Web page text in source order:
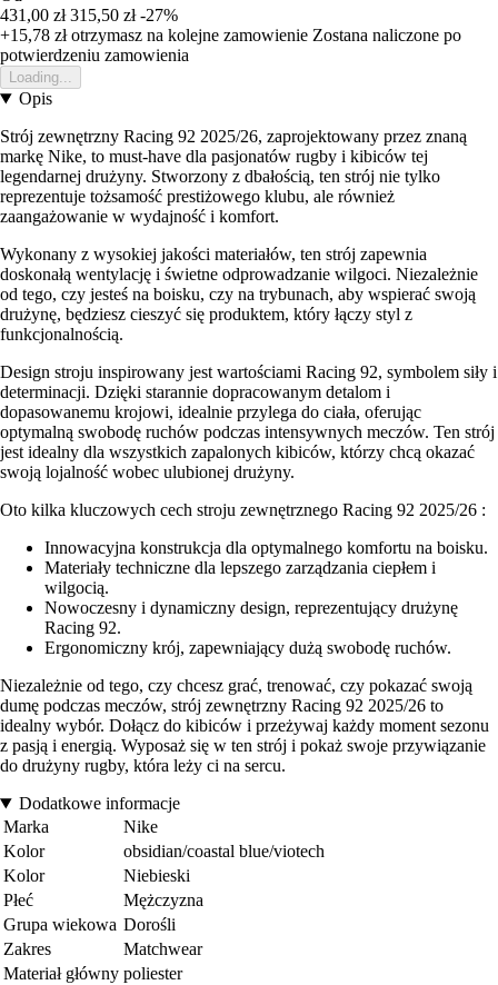
431,00 zł 315,50 zł -27%
+15,78 złotrzymasz na kolejne zamowienie Zostana naliczone po
potwierdzeniu zamowienia
Loading...
Opis
Strój zewnętrzny Racing 92 2025/26, zaprojektowany przez znaną
markę Nike, to must-have dla pasjonatów rugby i kibiców tej
legendarnej drużyny. Stworzony z dbałością, ten strój nie tylko
reprezentuje tożsamość prestiżowego klubu, ale również
zaangażowanie w wydajność i komfort.
Wykonany z wysokiej jakości materiałów, ten strój zapewnia
doskonałą wentylację i świetne odprowadzanie wilgoci. Niezależnie
od tego, czy jesteś na boisku, czy na trybunach, aby wspierać swoją
drużynę, będziesz cieszyć się produktem, który łączy styl z
funkcjonalnością.
Design stroju inspirowany jest wartościami Racing 92, symbolem siły i
determinacji. Dzięki starannie dopracowanym detalom i
dopasowanemu krojowi, idealnie przylega do ciała, oferując
optymalną swobodę ruchów podczas intensywnych meczów. Ten strój
jest idealny dla wszystkich zapalonych kibiców, którzy chcą okazać
swoją lojalność wobec ulubionej drużyny.
Oto kilka kluczowych cech stroju zewnętrznego Racing 92 2025/26 :
Innowacyjna konstrukcja dla optymalnego komfortu na boisku.
Materiały techniczne dla lepszego zarządzania ciepłem i
wilgocią.
Nowoczesny i dynamiczny design, reprezentujący drużynę
Racing 92.
Ergonomiczny krój, zapewniający dużą swobodę ruchów.
Niezależnie od tego, czy chcesz grać, trenować, czy pokazać swoją
dumę podczas meczów, strój zewnętrzny Racing 92 2025/26 to
idealny wybór. Dołącz do kibiców i przeżywaj każdy moment sezonu
z pasją i energią. Wyposaż się w ten strój i pokaż swoje przywiązanie
do drużyny rugby, która leży ci na sercu.
Dodatkowe informacje
Marka
Nike
Kolor
obsidian/coastal blue/viotech
Kolor
Niebieski
Płeć
Mężczyzna
Grupa wiekowa Dorośli
Zakres
Matchwear
Materiał główny poliester